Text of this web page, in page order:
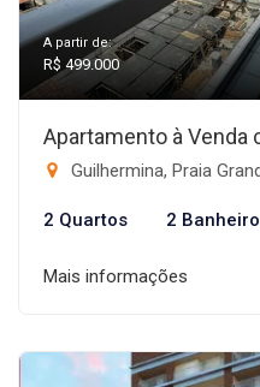
A partir de:
R$ 499.000
Apartamento à Venda
Guilhermina, Praia
2 Quartos 2
Mais informações